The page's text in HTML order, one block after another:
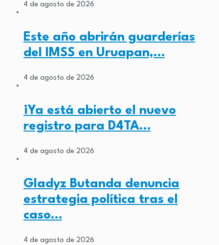
4 de agosto de 2026
Este año abrirán guarderías
del IMSS en Uruapan,…
4 de agosto de 2026
¡Ya está abierto el nuevo
registro para D4TA…
4 de agosto de 2026
Gladyz Butanda denuncia
estrategia política tras el
caso…
4 de agosto de 2026